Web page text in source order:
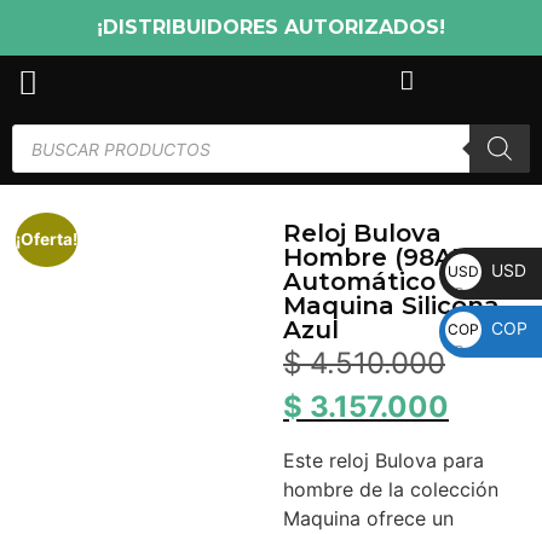
¡DISTRIBUIDORES AUTORIZADOS!
¡Oferta!
Reloj Bulova
Hombre (98A318)
Automático
Maquina Silicona
Azul
$4.510.000
$ 3.157.000
Este reloj Bulova para
hombre de la colección
Maquina ofrece un
USD USD
COP COP